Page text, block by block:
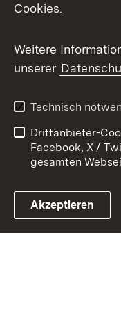
Youtube
Link zum
Kontakt
Impressum
Cookies.
Weitere
unserer
Technisch
Drittanbieter-
Facebook, X /
gesamten
Akzeptieren